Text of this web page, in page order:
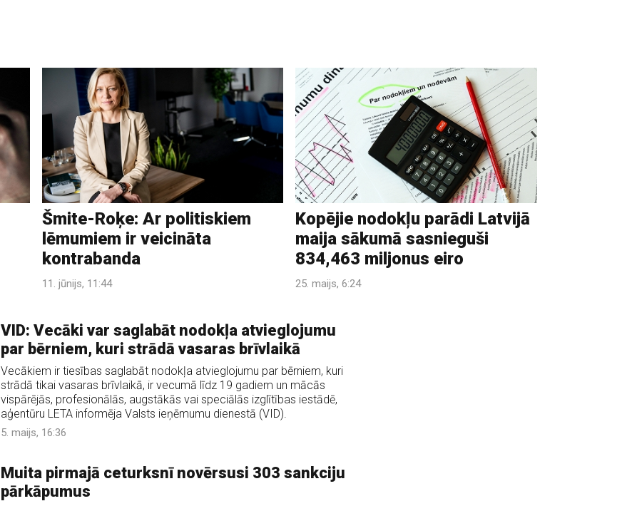
Šmite-Roķe: Ar politiskiem
lēmumiem ir veicināta
kontrabanda
11. jūnijs, 11:44
Kopējie nodokļu parādi Latvijā
maija sākumā sasnieguši
834,463 miljonus eiro
25. maijs, 6:24
VID: Vecāki var saglabāt nodokļa atvieglojumu
par bērniem, kuri strādā vasaras brīvlaikā
Vecākiem ir tiesības saglabāt nodokļa atvieglojumu par bērniem, kuri
strādā tikai vasaras brīvlaikā, ir vecumā līdz 19 gadiem un mācās
vispārējās, profesionālās, augstākās vai speciālās izglītības iestādē,
aģentūru LETA informēja Valsts ieņēmumu dienestā (VID).
5. maijs, 16:36
Muita pirmajā ceturksnī novērsusi 303 sankciju
pārkāpumus